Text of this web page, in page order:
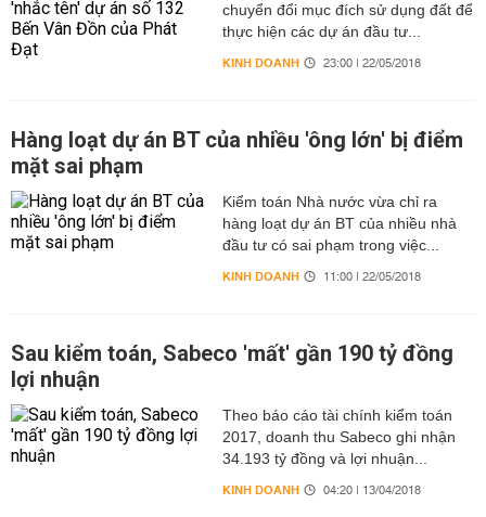
chuyển đổi mục đích sử dụng đất để
thực hiện các dự án đầu tư...
KINH DOANH 23:00 | 22/05/2018
Hàng loạt dự án BT của nhiều 'ông lớn' bị điểm
mặt sai phạm
Kiểm toán Nhà nước vừa chỉ ra
hàng loạt dự án BT của nhiều nhà
đầu tư có sai phạm trong việc...
KINH DOANH 11:00 | 22/05/2018
Sau kiểm toán, Sabeco 'mất' gần 190 tỷ đồng
lợi nhuận
Theo báo cáo tài chính kiểm toán
2017, doanh thu Sabeco ghi nhận
34.193 tỷ đồng và lợi nhuận...
KINH DOANH 04:20 | 13/04/2018